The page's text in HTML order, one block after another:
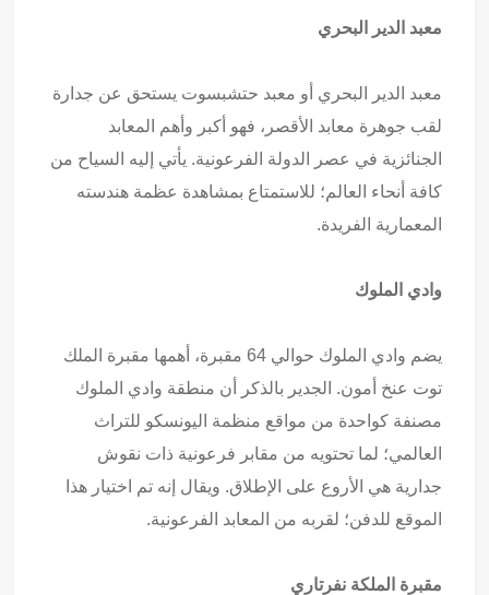
معبد الدير البحري
معبد الدير البحري أو معبد حتشبسوت يستحق عن جدارة
لقب جوهرة معابد الأقصر، فهو أكبر وأهم المعابد
الجنائزية في عصر الدولة الفرعونية. يأتي إليه السياح من
كافة أنحاء العالم؛ للاستمتاع بمشاهدة عظمة هندسته
المعمارية الفريدة.
وادي الملوك
يضم وادي الملوك حوالي 64 مقبرة، أهمها مقبرة الملك
توت عنخ أمون. الجدير بالذكر أن منطقة وادي الملوك
مصنفة كواحدة من مواقع منظمة اليونسكو للتراث
العالمي؛ لما تحتويه من مقابر فرعونية ذات نقوش
جدارية هي الأروع على الإطلاق. ويقال إنه تم اختيار هذا
الموقع للدفن؛ لقربه من المعابد الفرعونية.
مقبرة الملكة نفرتاري